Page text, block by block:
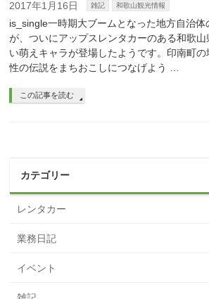
2017年1月16日 雑記 和歌山観光情報
is_single一時期大ブームとなった地方自治体
が、ついにアップスレンタカーのある和歌
い萌えキャラが登場したようです。印南町
性の伝説をまちおこしにつなげよう …
この記事を読む
カテゴリー
レンタカー
業務日記
イベント